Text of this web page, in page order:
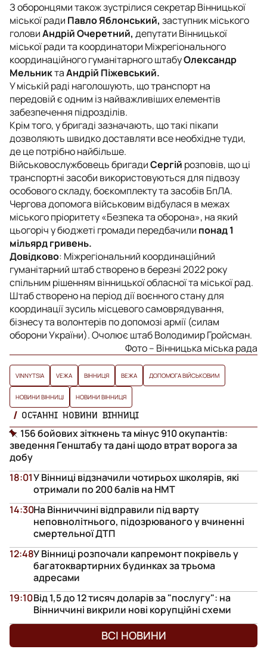
З оборонцями також зустрілися секретар Вінницької
міської ради Павло Яблонський, заступник міського
головиАндрій Очеретний, депутати Вінницької
міської ради та координатори Міжрегіонального
координаційного гуманітарного штабуОлександр
МельниктаАндрій Піжевський.
У міській раді наголошують, що транспорт на
передовій є одним із найважливіших елементів
забезпечення підрозділів.
Крім того, у бригаді зазначають, що такі пікапи
дозволяють швидко доставляти все необхідне туди,
де це потрібно найбільше.
Військовослужбовець бригадиСергій розповів, що ці
транспортні засоби використовуються для підвозу
особового складу, боєкомплекту та засобів БпЛА.
Чергова допомога військовим відбулася в межах
міського пріоритету «Безпека та оборона», на який
цьогоріч у бюджеті громади передбачили понад 1
мільярд гривень.
Довідково: Міжрегіональний координаційний
гуманітарний штаб створено в березні 2022 року
спільним рішенням вінницької обласної та міської рад.
Штаб створено на період дії воєнного стану для
координації зусиль місцевого самоврядування,
бізнесу та волонтерів по допомозі армії (силам
оборони України). Очолює штаб Володимир Гройсман.
Фото – Вінницька міська рада
VINNYTSIA VЕЖА ВІННИЦЯ ВЕЖА ДОПОМОГА ВІЙСЬКОВИМ
НОВИНИ ВІННИЦІ НОВИНИ ВІННИЦЯ
ОСТАННІ НОВИНИ ВІННИЦІ
156 бойових зіткнень та мінус 910 окупантів:
зведення Генштабу та дані щодо втрат ворога за
добу
У Вінниці відзначили чотирьох школярів, які
отримали по 200 балів на НМТ
18:01
На Вінниччині відправили під варту
неповнолітнього, підозрюваного у вчиненні
смертельної ДТП
14:30
У Вінниці розпочали капремонт покрівель у
багатоквартирних будинках за трьома
адресами
12:48
Від 1,5 до 12 тисяч доларів за "послугу": на
Вінниччині викрили нові корупційні схеми
19:10
ВСІ НОВИНИ